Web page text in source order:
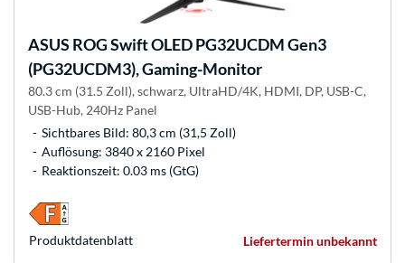
ASUS ROG Swift OLED PG32UCDM Gen3
(PG32UCDM3), Gaming-Monitor
80.3 cm (31.5 Zoll), schwarz, UltraHD/4K, HDMI, DP, USB-C,
USB-Hub, 240Hz Panel
Sichtbares Bild: 80,3 cm (31,5 Zoll)
Auflösung: 3840 x 2160 Pixel
Reaktionszeit: 0.03 ms (GtG)
Liefertermin unbekannt
Produkt­datenblatt